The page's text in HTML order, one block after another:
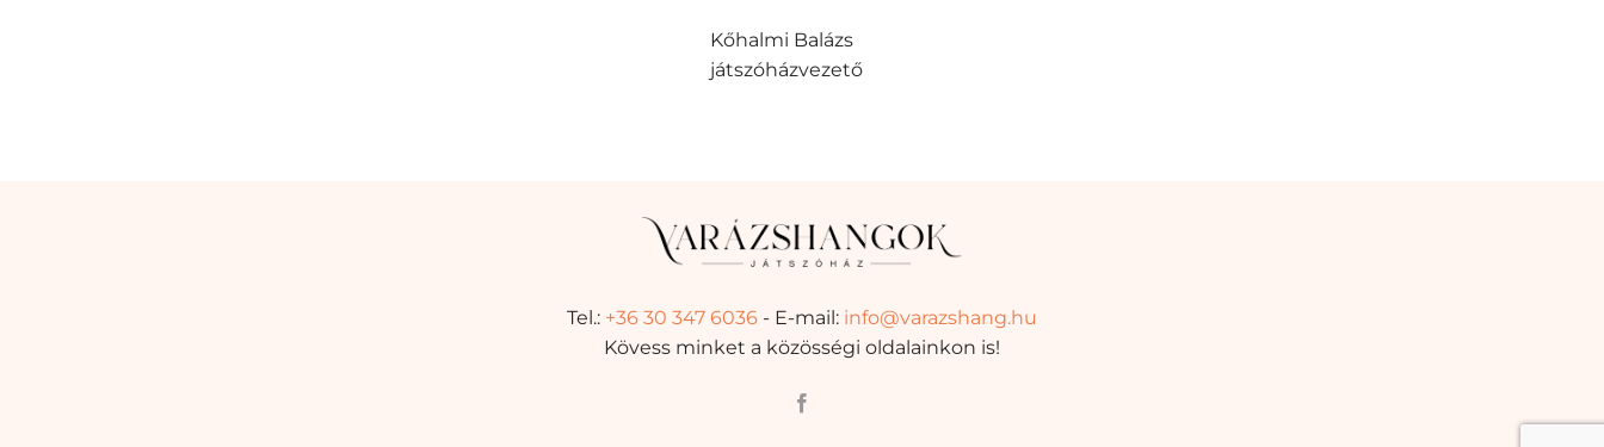
Kőhalmi Balázs
játszóházvezető
Tel.: +36 30 347 6036 - E-mail: info@varazshang.hu
Kövess minket a közösségi oldalainkon is!